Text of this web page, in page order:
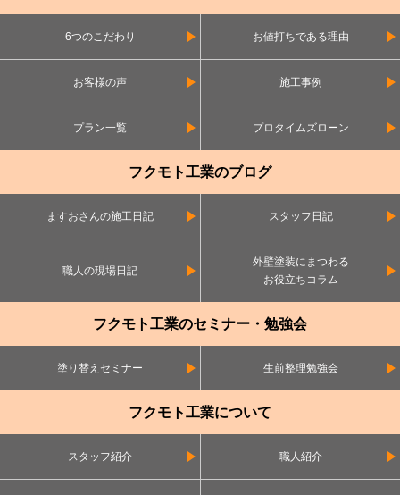
6つのこだわり お値打ちである理由
お客様の声 施工事例
プラン一覧 プロタイムズローン
フクモト工業のブログ
ますおさんの施工日記 スタッフ日記
職人の現場日記
外壁塗装にまつわる
お役立ちコラム
フクモト工業のセミナー・勉強会
塗り替えセミナー 生前整理勉強会
フクモト工業について
スタッフ紹介 職人紹介